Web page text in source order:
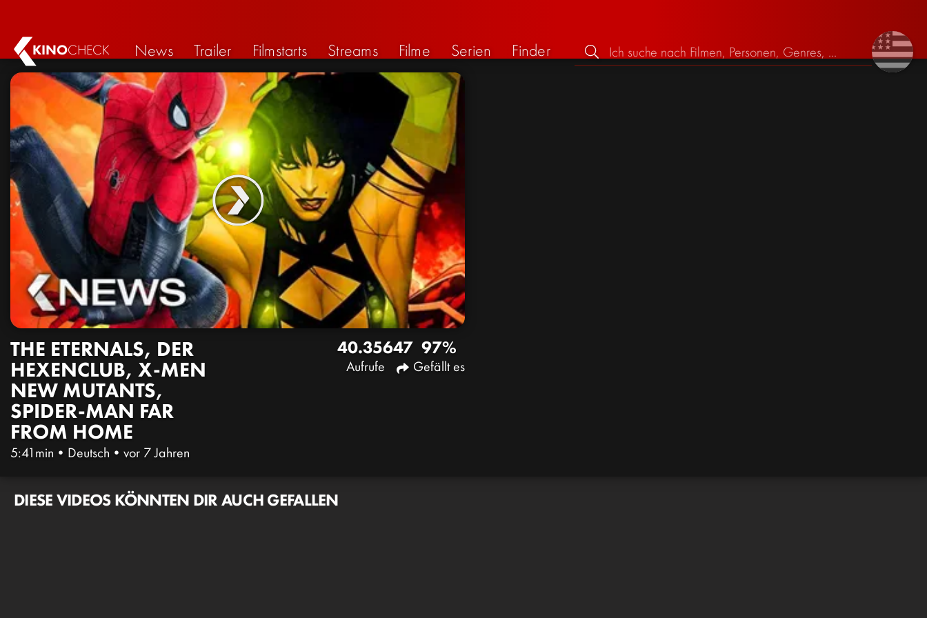
KINOCHECK News Trailer Filmstarts Streams Filme Serien Finder
THE ETERNALS, DER
HEXENCLUB, X-MEN
NEW MUTANTS,
SPIDER-MAN FAR
FROM HOME
5:41min • Deutsch • vor 7 Jahren
40.356
Aufrufe
47 97%
Gefällt es
DIESE VIDEOS KÖNNTEN DIR AUCH GEFALLEN